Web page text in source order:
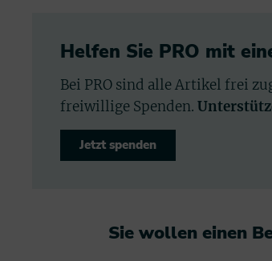
Helfen Sie PRO mit
Bei PRO sind alle Artikel frei
freiwillige Spenden.
Jetzt spenden
Sie wollen einen